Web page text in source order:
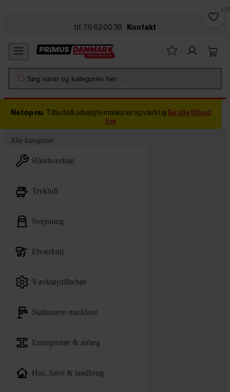
tlf. 76 62 00 36 Kontakt
Søg varer og kategorier her ...
Netop nu: Tilbud på udvalgte maskiner og værktøj Se alle tilbud
her
Alle kategorier
håndværktøj
trykluft
svejsning
elværktøj
værktøjstilbehør
stationære maskiner
entreprenør & anlæg
hus, have & landbrug